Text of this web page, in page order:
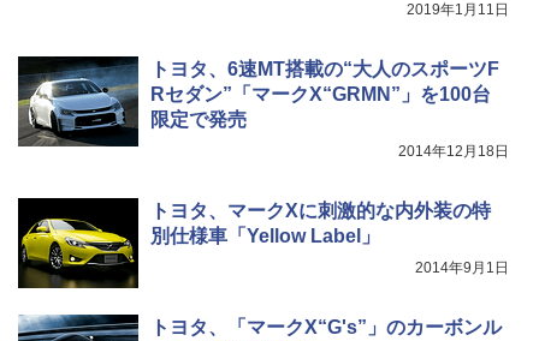
2019年1月11日
トヨタ、6速MT搭載の“大人のスポーツF
Rセダン”「マークX“GRMN”」を100台
限定で発売
2014年12月18日
トヨタ、マークXに刺激的な内外装の特
別仕様車「Yellow Label」
2014年9月1日
トヨタ、「マークX“G's”」のカーボンル